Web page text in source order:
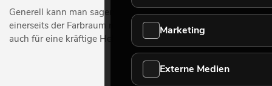
Generell kann man sagen, dass Lime mittlerweile immer
einerseits der Farbraum nutzbarer wird und es für eine
auch für eine kräftige Helligkeit bzw. für flexible
Marketing
Externe Medien